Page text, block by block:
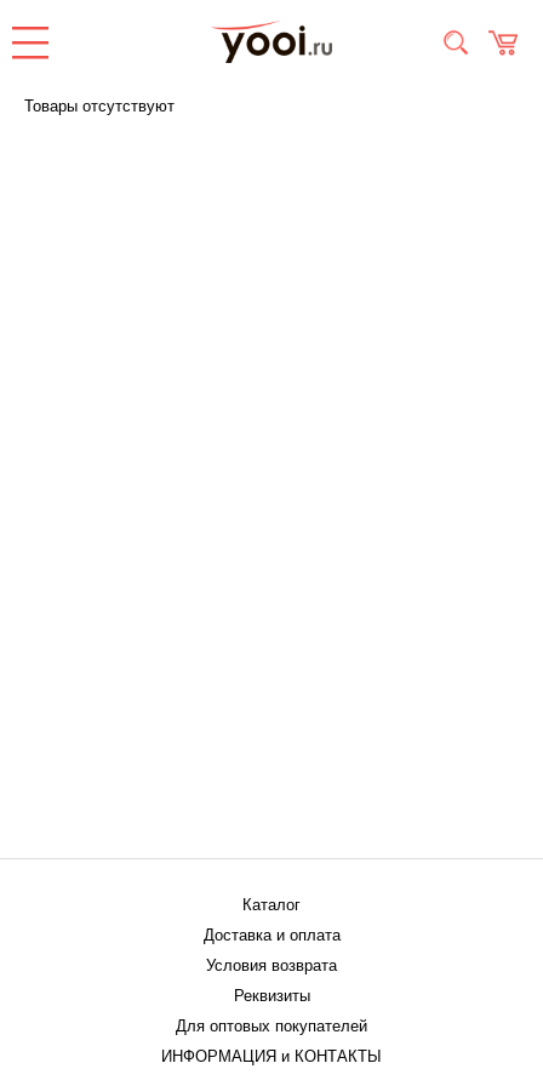
Товары отсутствуют
Каталог
Доставка и оплата
Условия возврата
Реквизиты
Для оптовых покупателей
ИНФОРМАЦИЯ и КОНТАКТЫ